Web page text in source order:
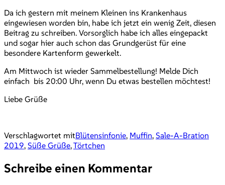
Da ich gestern mit meinem Kleinen ins Krankenhaus
eingewiesen worden bin, habe ich jetzt ein wenig Zeit, diesen
Beitrag zu schreiben. Vorsorglich habe ich alles eingepackt
und sogar hier auch schon das Grundgerüst für eine
besondere Kartenform gewerkelt.
Am Mittwoch ist wieder Sammelbestellung! Melde Dich
einfach bis 20:00 Uhr, wenn Du etwas bestellen möchtest!
Liebe Grüße
Verschlagwortet mitBlütensinfonie, Muffin, Sale-A-Bration
2019, Süße Grüße,Törtchen
Schreibe einen Kommentar